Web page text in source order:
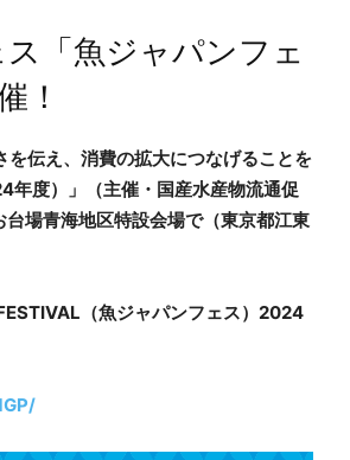
「魚ジャパンフェ
！
伝え、消費の拡大につなげることを
年度）」（主催・国産水産物流通促
場青海地区特設会場で（東京都江東
（魚ジャパンフェス）2024